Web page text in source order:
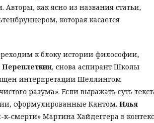
как ясно из названия статьи,
которая касается
к блоку истории философии,
, снова аспирант Школы
интерпретации Шеллингом
разума». Если выражать суть
сформулированные Кантом. Илья
смерти» Мартина Хайдеггера в